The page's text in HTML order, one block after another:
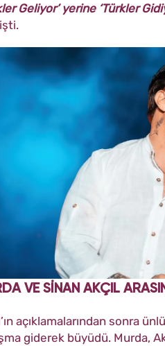
Geliyor’ yerine ‘Türkler
VE SİNAN AKÇIL
açıklamalarından sonra
giderek büyüdü. Murda,